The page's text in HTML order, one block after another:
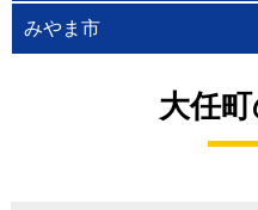
みやま市
大任